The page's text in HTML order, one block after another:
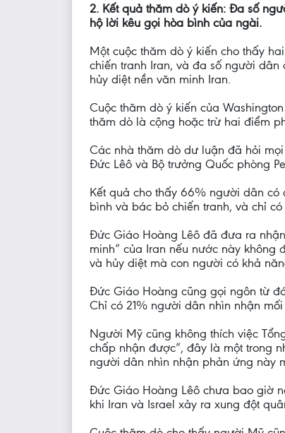
2. Kết quả thăm dò ý kiến: Đa số
hộ lời kêu gọi hòa bình của ngài.
Một cuộc thăm dò ý kiến cho thấy
chiến tranh Iran, và đa số người
hủy diệt nền văn minh Iran.
Cuộc thăm dò ý kiến của
thăm dò là cộng hoặc trừ hai điểm
Các nhà thăm dò dư luận đã hỏi
Đức Lêô và Bộ trưởng Quốc phòng
Kết quả cho thấy 66% người dân
bình và bác bỏ chiến tranh, và chỉ
Đức Giáo Hoàng Lêô đã đưa ra
minh” của Iran nếu nước này
và hủy diệt mà con người có khả
Đức Giáo Hoàng cũng gọi ngôn từ
Chỉ có 21% người dân nhìn nhận
Người Mỹ cũng không thích việc
chấp nhận được”, đây là một trong
người dân nhìn nhận phản ứng này
Đức Giáo Hoàng Lêô chưa bao giờ
khi Iran và Israel xảy ra xung đột